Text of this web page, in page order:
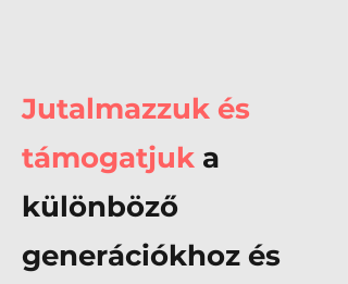
Jutalmazzuk és
támogatjuk a
különböző
generációkhoz és